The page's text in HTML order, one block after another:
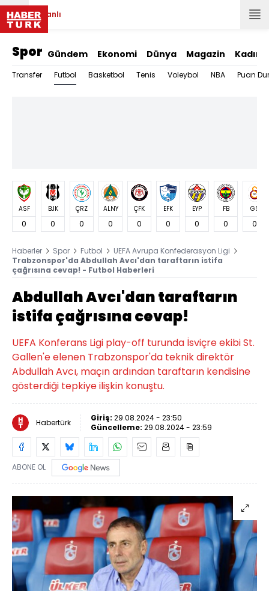
Canlı
Spor Gündem Ekonomi Dünya Magazin Kadın
Transfer Futbol Basketbol Tenis Voleybol NBA Puan
ASF
0
BJK
0
ÇRZ
0
ALNY
0
ÇFK
0
EFK
0
EYP
0
FB
0
GS
0
Haberler Spor Futbol
UEFA Avrupa Konfederasyon Ligi
Trabzonspor'da Abdullah Avcı'dan taraftarın istifa
çağrısına cevap! - Futbol Haberleri
Abdullah Avcı'dan taraftarın
istifa çağrısına cevap!
UEFA Konferans Ligi play-off turunda İsviçre ekibi St.
Gallen'e elenen Trabzonspor'da teknik direktör
Abdullah Avcı, maçın ardından taraftarın kendisine
gösterdiği tepkiye ilişkin konuştu.
Habertürk Giriş: 29.08.2024 - 23:50
Güncelleme: 29.08.2024 - 23:59
ABONE OL